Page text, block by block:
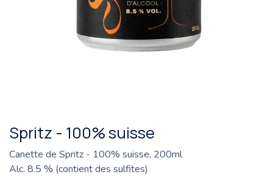
Spritz - 100% suisse
Canette de Spritz - 100% suisse, 200ml
Alc. 8.5 % (contient des sulfites)